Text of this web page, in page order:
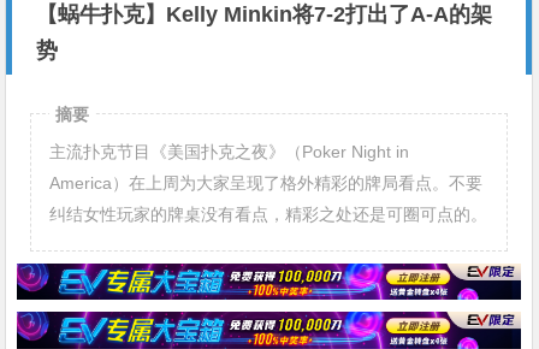
【蜗牛扑克】Kelly Minkin将7-2打出了A-A的架
势
摘要
主流扑克节目《美国扑克之夜》（Poker Night in
America）在上周为大家呈现了格外精彩的牌局看点。不要
纠结女性玩家的牌桌没有看点，精彩之处还是可圈可点的。